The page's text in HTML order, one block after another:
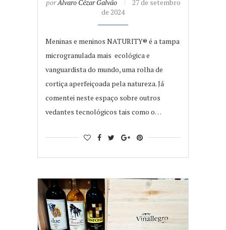
porÁlvaro Cézar Galvão
27 de setembro
de 2024
Meninas e meninos NATURITY® é a tampa
microgranulada mais ecológica e
vanguardista do mundo, uma rolha de
cortiça aperfeiçoada pela natureza. Já
comentei neste espaço sobre outros
vedantes tecnológicos tais como o…